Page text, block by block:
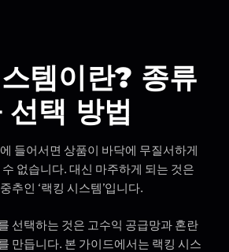
템이란? 종류
선택 방법
들어서면 상품이 바닥에 무질서하게
없습니다. 대신 마주하게 되는 것은
추인 ‘랙킹 시스템’입니다.
선택하는 것은 고수익 공급망과 혼란
만듭니다. 본 가이드에서는 랙킹 시스